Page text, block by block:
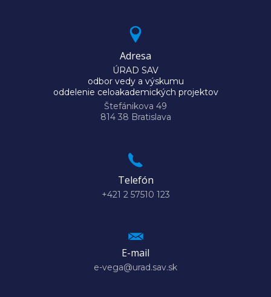
Adresa
ÚRAD SAV
odbor vedy a výskumu
oddelenie celoakademických projektov
Štefánikova 49
814 38 Bratislava
Telefón
+421 2 57510 123
E-mail
e-vega@urad.sav.sk